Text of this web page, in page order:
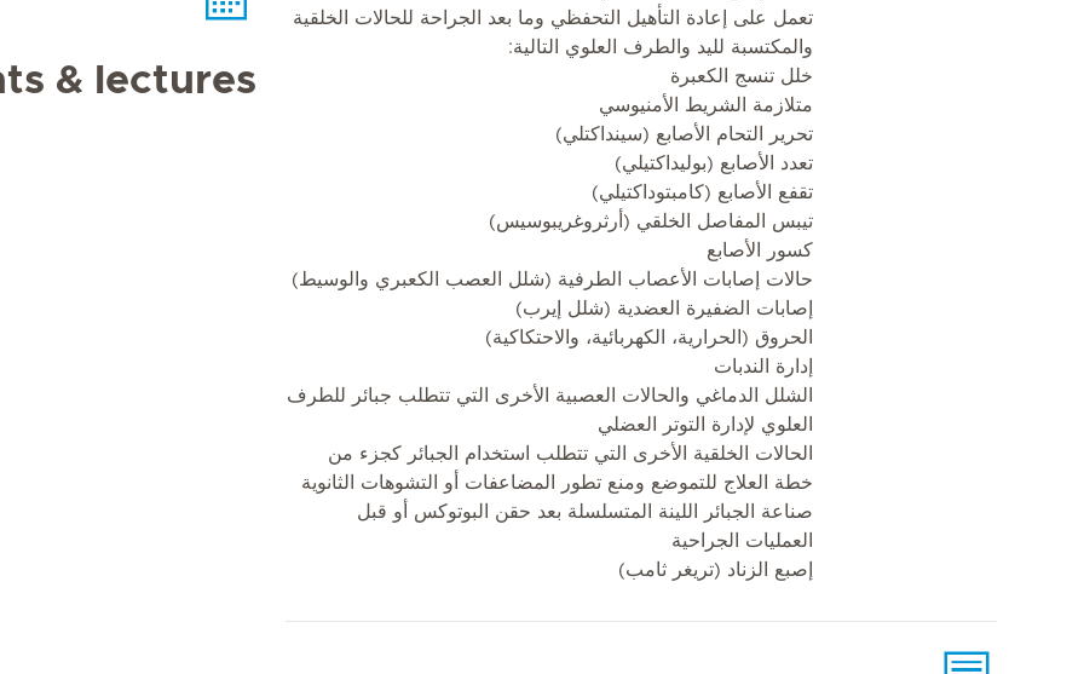
تعمل على إعادة التأهيل التحفظي وما بعد الجراحة للحالات الخلقية
والمكتسبة لليد والطرف العلوي التالية:
خلل تنسج الكعبرة
متلازمة الشريط الأمنيوسي
تحرير التحام الأصابع (سينداكتلي)
تعدد الأصابع (بوليداكتيلي)
تقفع الأصابع (كامبتوداكتيلي)
تيبس المفاصل الخلقي (أرثروغريبوسيس)
كسور الأصابع
حالات إصابات الأعصاب الطرفية (شلل العصب الكعبري والوسيط)
إصابات الضفيرة العضدية (شلل إيرب)
الحروق (الحرارية، الكهربائية، والاحتكاكية)
إدارة الندبات
الشلل الدماغي والحالات العصبية الأخرى التي تتطلب جبائر للطرف
العلوي لإدارة التوتر العضلي
الحالات الخلقية الأخرى التي تتطلب استخدام الجبائر كجزء من
خطة العلاج للتموضع ومنع تطور المضاعفات أو التشوهات الثانوية
صناعة الجبائر اللينة المتسلسلة بعد حقن البوتوكس أو قبل
العمليات الجراحية
إصبع الزناد (تريغر ثامب)
& lectures